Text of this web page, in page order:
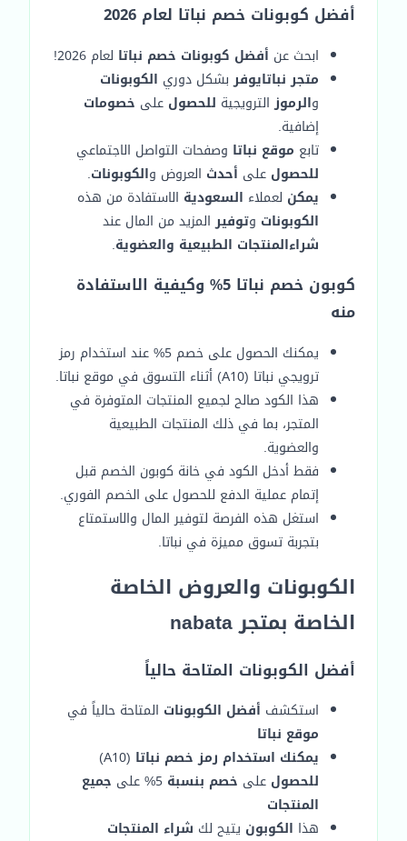
أفضل كوبونات خصم نباتا لعام 2026
ابحث عن أفضل كوبونات خصم نباتا لعام 2026!
متجر نباتايوفربشكل دوري الكوبونات
والرموزالترويجية للحصول على خصومات
إضافية.
تابع موقع نباتا وصفحات التواصل الاجتماعي
للحصول على أحدث العروض والكوبونات.
يمكن لعملاء السعودية الاستفادة من هذه
الكوبونات وتوفيرالمزيد من المال عند
شراءالمنتجات الطبيعية والعضوية.
كوبون خصم نباتا 5% وكيفية الاستفادة
منه
يمكنك الحصول على خصم 5% عند استخدام رمز
ترويجي نباتا (A10) أثناء التسوق في موقع نباتا.
هذا الكود صالح لجميع المنتجات المتوفرة في
المتجر، بما في ذلك المنتجات الطبيعية
والعضوية.
فقط أدخل الكود في خانة كوبون الخصم قبل
إتمام عملية الدفع للحصول على الخصم الفوري.
استغل هذه الفرصة لتوفير المال والاستمتاع
بتجربة تسوق مميزة في نباتا.
الكوبونات والعروض الخاصة
الخاصة بمتجر nabata
أفضل الكوبونات المتاحة حالياً
استكشف أفضل الكوبونات المتاحة حالياً في
موقع نباتا
يمكنك استخدام رمز خصم نباتا (A10)
للحصول على خصم بنسبة
جميع
المنتجات
هذا الكوبون يتيح لك شراء المنتجات